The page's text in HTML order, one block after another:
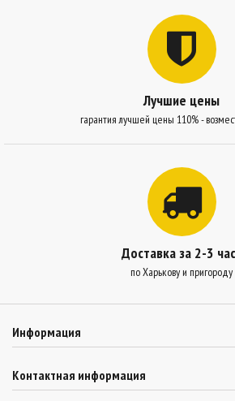
Лучшие цены
гарантия лучшей цены 110% -
Доставка за 2-3
по Харькову и пригороду
Информация
Контактная информация